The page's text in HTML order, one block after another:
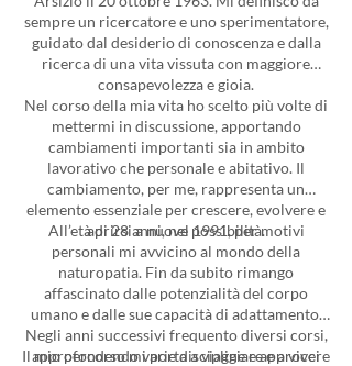
sempre un ricercatore e uno sperimentatore,
guidato dal desiderio di conoscenza e dalla
ricerca di una vita vissuta con maggiore
consapevolezza e gioia.
Nel corso della mia vita ho scelto più volte di
mettermi in discussione, apportando
cambiamenti importanti sia in ambito
lavorativo che personale e abitativo. Il
cambiamento, per me, rappresenta un
elemento essenziale per crescere, evolvere e
aprirsi a nuove possibilità.
All’età di 28 anni, nel 1991, per motivi
personali mi avvicino al mondo della
naturopatia. Fin da subito rimango
affascinato dalle potenzialità del corpo
umano e dalle sue capacità di adattamento.
Negli anni successivi frequento diversi corsi,
approfondendo varie discipline e approcci
Il mio percorso mi porta a viaggiare e a vivere